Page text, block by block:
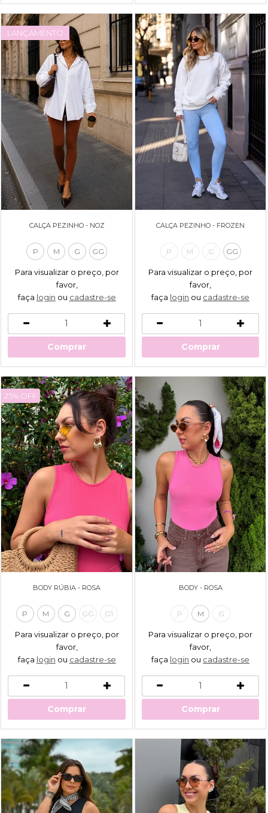
LANÇAMENTO
CALÇA PEZINHO - NOZ
P M G GG
Para visualizar o preço, por
favor,
faça login ou cadastre-se
Comprar
CALÇA PEZINHO - FROZEN
P M G GG
Para visualizar o preço, por
favor,
faça login ou cadastre-se
Comprar
25% OFF
BODY RÚBIA - ROSA
P M G GG G1
Para visualizar o preço, por
favor,
faça login ou cadastre-se
Comprar
BODY - ROSA
P M G
Para visualizar o preço, por
favor,
faça login ou cadastre-se
Comprar